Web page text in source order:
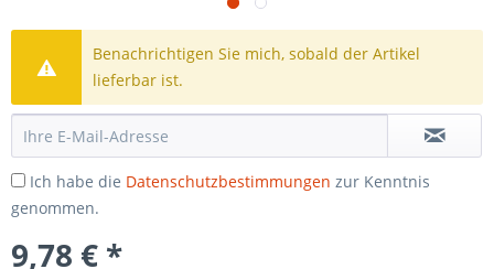
Benachrichtigen Sie mich, sobald der Artikel
lieferbar ist.
Ich habe die Datenschutzbestimmungen zur Kenntnis
genommen.
9,78 € *